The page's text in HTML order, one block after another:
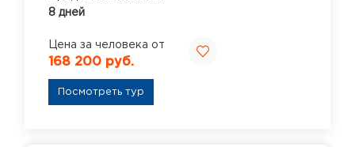
8 дней
Цена за человека от
168 200 руб.
Посмотреть тур